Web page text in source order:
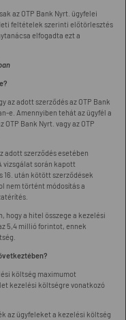
az OTP Bank Nyrt. ügyfelei
feltételek szerinti előtörlesztés
elfogadta ezt a
az adott szerződés az OTP Bank
e. Amennyiben tehát az ügyfél a
Bank Nyrt. vagy az OTP
adott szerződés esetében
vizsgálat során kapott
után kötött szerződések
nem történt módosítás a
hogy a hitel összege a kezelési
5,4 millió forintot, ennek
költség maximumot
kezelési költségre vonatkozó
az ügyfeleket a kezelési költség